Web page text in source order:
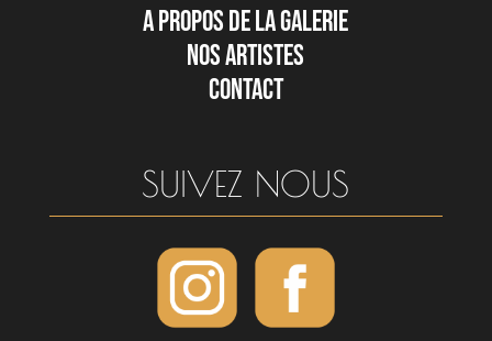
A PROPOS DE LA GALERIE
NOS ARTISTES
CONTACT
SUIVEZ NOUS